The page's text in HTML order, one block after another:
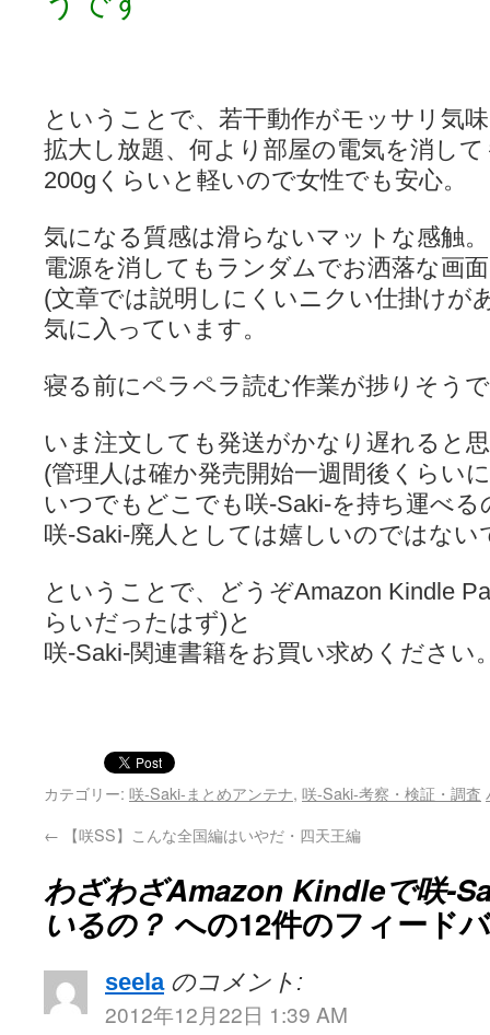
ということで、若干動作がモッサリ気
拡大し放題、何より部屋の電気を消し
200gくらいと軽いので女性でも安心。
気になる質感は滑らないマットな感触。
電源を消してもランダムでお洒落な画
(文章では説明しにくいニクい仕掛けが
気に入っています。
寝る前にペラペラ読む作業が捗りそう
いま注文しても発送がかなり遅れると
(管理人は確か発売開始一週間後くらい
いつでもどこでも咲-Saki-を持ち運べる
咲-Saki-廃人としては嬉しいのではない
ということで、どうぞAmazon Kindle
らいだったはず)と
咲-Saki-関連書籍をお買い求めください
カテゴリー: 咲-Saki-まとめアンテナ, 咲-Saki-考察・検証・調査
← 【咲SS】こんな全国編はいやだ・四天王編
わざわざAmazon Kindleで咲-
いるの？ への12件のフィード
seela のコメント:
2012年12月22日 1:39 AM